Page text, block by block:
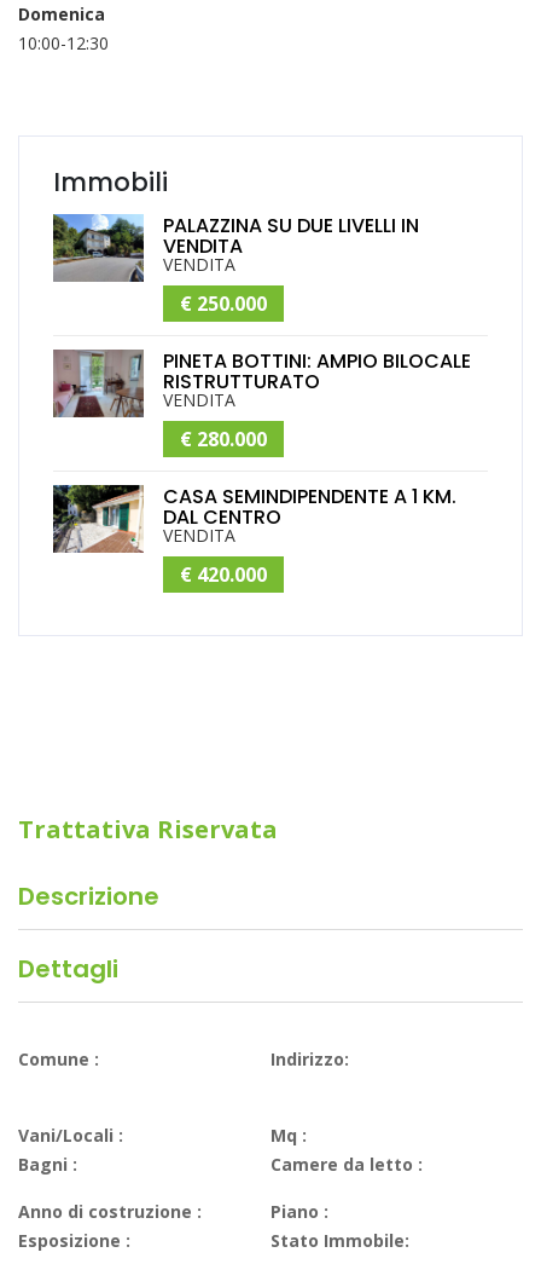
Domenica
10:00-12:30
Immobili
PALAZZINA SU DUE LIVELLI IN
VENDITA
VENDITA
€ 250.000
PINETA BOTTINI: AMPIO BILOCALE
RISTRUTTURATO
VENDITA
€ 280.000
CASA SEMINDIPENDENTE A 1 KM.
DAL CENTRO
VENDITA
€ 420.000
Trattativa Riservata
Descrizione
Dettagli
Comune : Indirizzo:
Vani/Locali :
Mq :
Bagni :
Camere da letto :
Anno di costruzione :
Piano :
Esposizione :
Stato Immobile: